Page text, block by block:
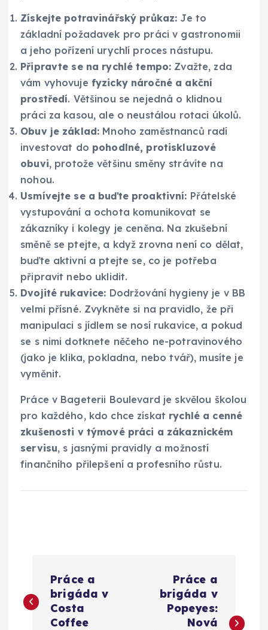
Získejte potravinářský průkaz: Je to
základní požadavek pro práci v gastronomii
a jeho pořízení urychlí proces nástupu.
Připravte se na rychlé tempo: Zvažte, zda
vám vyhovuje fyzicky náročné a akční
prostředí. Většinou se nejedná o klidnou
práci za kasou, ale o neustálou rotaci úkolů.
Obuv je základ: Mnoho zaměstnanců radí
investovat do pohodlné, protiskluzové
obuvi, protože většinu směny strávíte na
nohou.
Usmívejte se a buďte proaktivní: Přátelské
vystupování a ochota komunikovat se
zákazníky i kolegy je ceněna. Na zkušební
směně se ptejte, a když zrovna není co dělat,
buďte aktivní a ptejte se, co je potřeba
připravit nebo uklidit.
Dvojité rukavice: Dodržování hygieny je v BB
velmi přísné. Zvykněte si na pravidlo, že při
manipulaci s jídlem se nosí rukavice, a pokud
se s nimi dotknete něčeho ne-potravinového
(jako je klika, pokladna, nebo tvář), musíte je
vyměnit.
Práce v Bageterii Boulevard je skvělou školou
pro každého, kdo chce získat rychlé a cenné
zkušenosti v týmové práci a zákaznickém
servisu, s jasnými pravidly a možností
finančního přilepšení a profesního růstu.
a
Práce a
brigáda v
Costa
Coffee
Práce a
brigáda v
Popeyes:
Nová